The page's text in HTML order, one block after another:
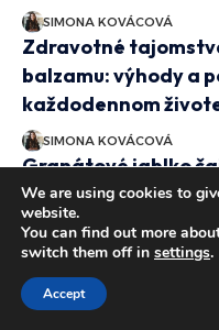
SIMONA KOVÁCOVÁ
Zdravotné
balzamu: výhody a
každodennom
SIMONA KOVÁCOVÁ
Granátové jablko
zdroj energie a
pre zdravie
SIMONA KOVÁCOVÁ
Výhody vibračného
zdravie a pohoda v
We are using cookies to
website.
You can find out more
switch them off in settings.
Accept